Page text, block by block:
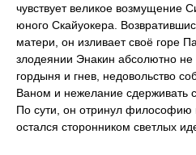
чувствует великое возмущение
юного Скайуокера.
матери, он изливает своё горе
злодеянии Энакин абсолютно
гордыня и гнев, недовольство
Ваном и нежелание сдерживать
По сути, он отринул философию
остался сторонником светлых